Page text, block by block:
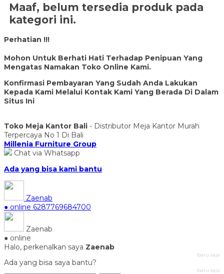
Maaf, belum tersedia produk pada
kategori ini.
Perhatian !!!
Mohon Untuk Berhati Hati Terhadap Penipuan Yang
Mengatas Namakan Toko Online Kami.
Konfirmasi Pembayaran Yang Sudah Anda Lakukan
Kepada Kami Melalui Kontak Kami Yang Berada Di Dalam
Situs Ini
Toko Meja Kantor Bali - Distributor Meja Kantor Murah
Terpercaya No 1 Di Bali
Millenia Furniture Group
Chat via Whatsapp
Ada yang bisa kami bantu
Zaenab
● online 6287769684700
Zaenab
● online
Halo, perkenalkan saya Zaenab
baru saja
Ada yang bisa saya bantu?
baru saja